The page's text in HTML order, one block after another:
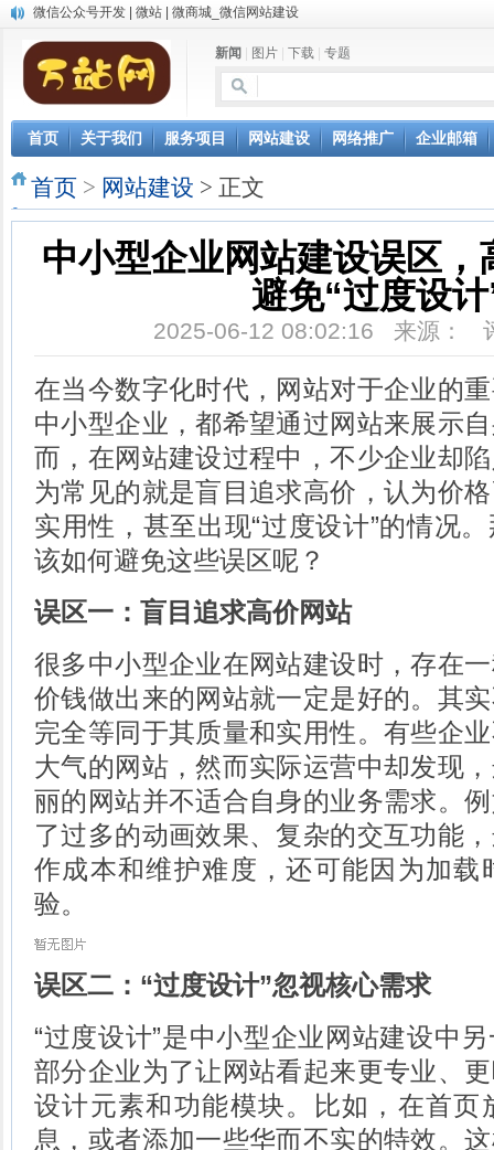
微信公众号开发 | 微站 | 微商城_微信网站建设
网站自动发布文章，AI写作软件让网站推广更轻松
微信小程序开发
新闻 图片 下载 专题
首页 关于我们 服务项目 网站建设 网络推广 企业邮箱
首页 > 网站建设 > 正文
中小型企业网站建设误区，
避免“过度设
2025-06-12 08:02:16 来源：
在当今数字化时代，网站对于企业的
中小型企业，都希望通过网站来展示
而，在网站建设过程中，不少企业却
为常见的就是盲目追求高价，认为价
实用性，甚至出现“过度设计”的情况
该如何避免这些误区呢？
误区一：盲目追求高价网站
很多中小型企业在网站建设时，存在
价钱做出来的网站就一定是好的。其
完全等同于其质量和实用性。有些企
大气的网站，然而实际运营中却发现
丽的网站并不适合自身的业务需求。
了过多的动画效果、复杂的交互功能
作成本和维护难度，还可能因为加载
验。
误区二：“过度设计”忽视核心需求
“过度设计”是中小型企业网站建设中
部分企业为了让网站看起来更专业、
设计元素和功能模块。比如，在首页
息，或者添加一些华而不实的特效。